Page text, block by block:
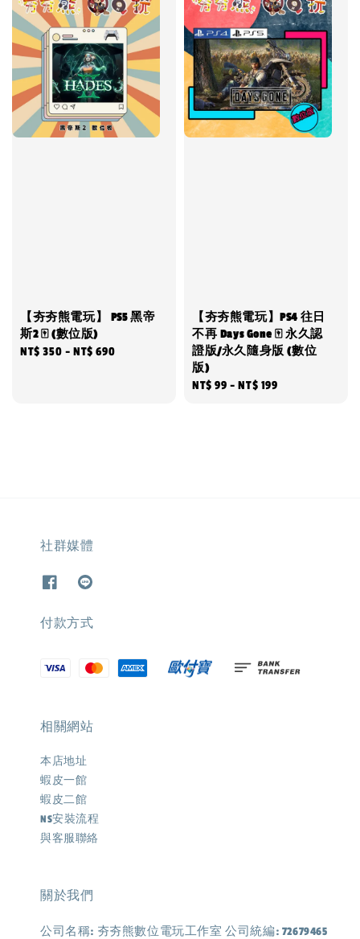
【夯夯熊電玩】 PS5 黑帝
斯2 🀄 (數位版)
Regular
NT$ 350 -NT$ 690
【夯夯熊電玩】PS4 往日
不再 Days Gone 🀄 永久認
證版/永久隨身版 (數位
版)
Regular
NT$ 99 -NT$ 199
社群媒體
付款方式
相關網站
本店地址
蝦皮一館
蝦皮二館
NS安裝流程
與客服聯絡
關於我們
公司名稱: 夯夯熊數位電玩工作室 公司統編: 72679465